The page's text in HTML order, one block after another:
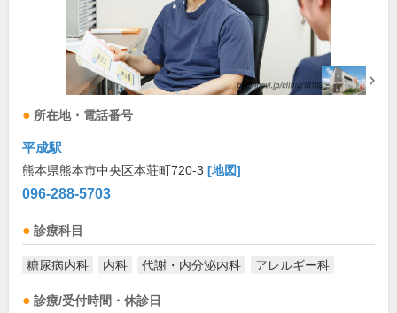
所在地・電話番号
平成駅
熊本県熊本市中央区本荘町720-3 [地図]
096-288-5703
診療科目
糖尿病内科 内科 代謝・内分泌内科 アレルギー科
診療/受付時間・休診日